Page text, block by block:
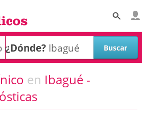
¿Dónde?
en Ibagué -